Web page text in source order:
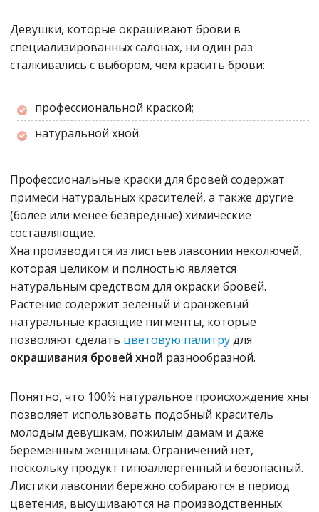
Девушки, которые окрашивают брови в
специализированных салонах, ни один раз
сталкивались с выбором, чем красить брови:
профессиональной краской;
натуральной хной.
Профессиональные краски для бровей содержат
примеси натуральных красителей, а также другие
(более или менее безвредные) химические
составляющие.
Хна производится из листьев лавсонии неколючей,
которая целиком и полностью является
натуральным средством для окраски бровей.
Растение содержит зеленый и оранжевый
натуральные красящие пигменты, которые
позволяют сделать цветовую палитрудля
окрашивания бровей хной разнообразной.
Понятно, что 100% натуральное происхождение хны
позволяет использовать подобный краситель
молодым девушкам, пожилым дамам и даже
беременным женщинам. Ограничений нет,
поскольку продукт гипоаллергенный и безопасный.
Листики лавсонии бережно собираются в период
цветения, высушиваются на производственных